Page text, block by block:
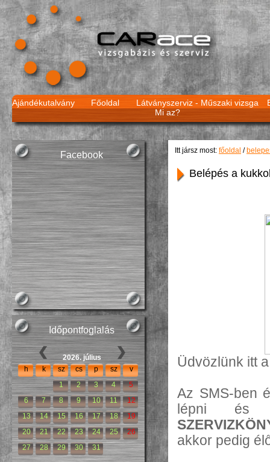
Ajándékutalvány Főoldal
Látványszerviz -
Mi az?
Műszaki vizsga
Facebook
Időpontfoglalás
2026. július
h
k sz cs p sz
v
1
2 3 4
5
6
7 8 9 10 11
12
13
14 15 16 17 18
19
20
21 22 23 24 25
26
27
28 29 30 31
Itt jársz most: főoldal /
Belépés a
Üdvözlünk itt
Az SMS-ben
lépni
akkor pedig